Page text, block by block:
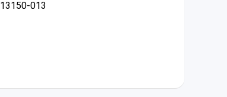
13150-013